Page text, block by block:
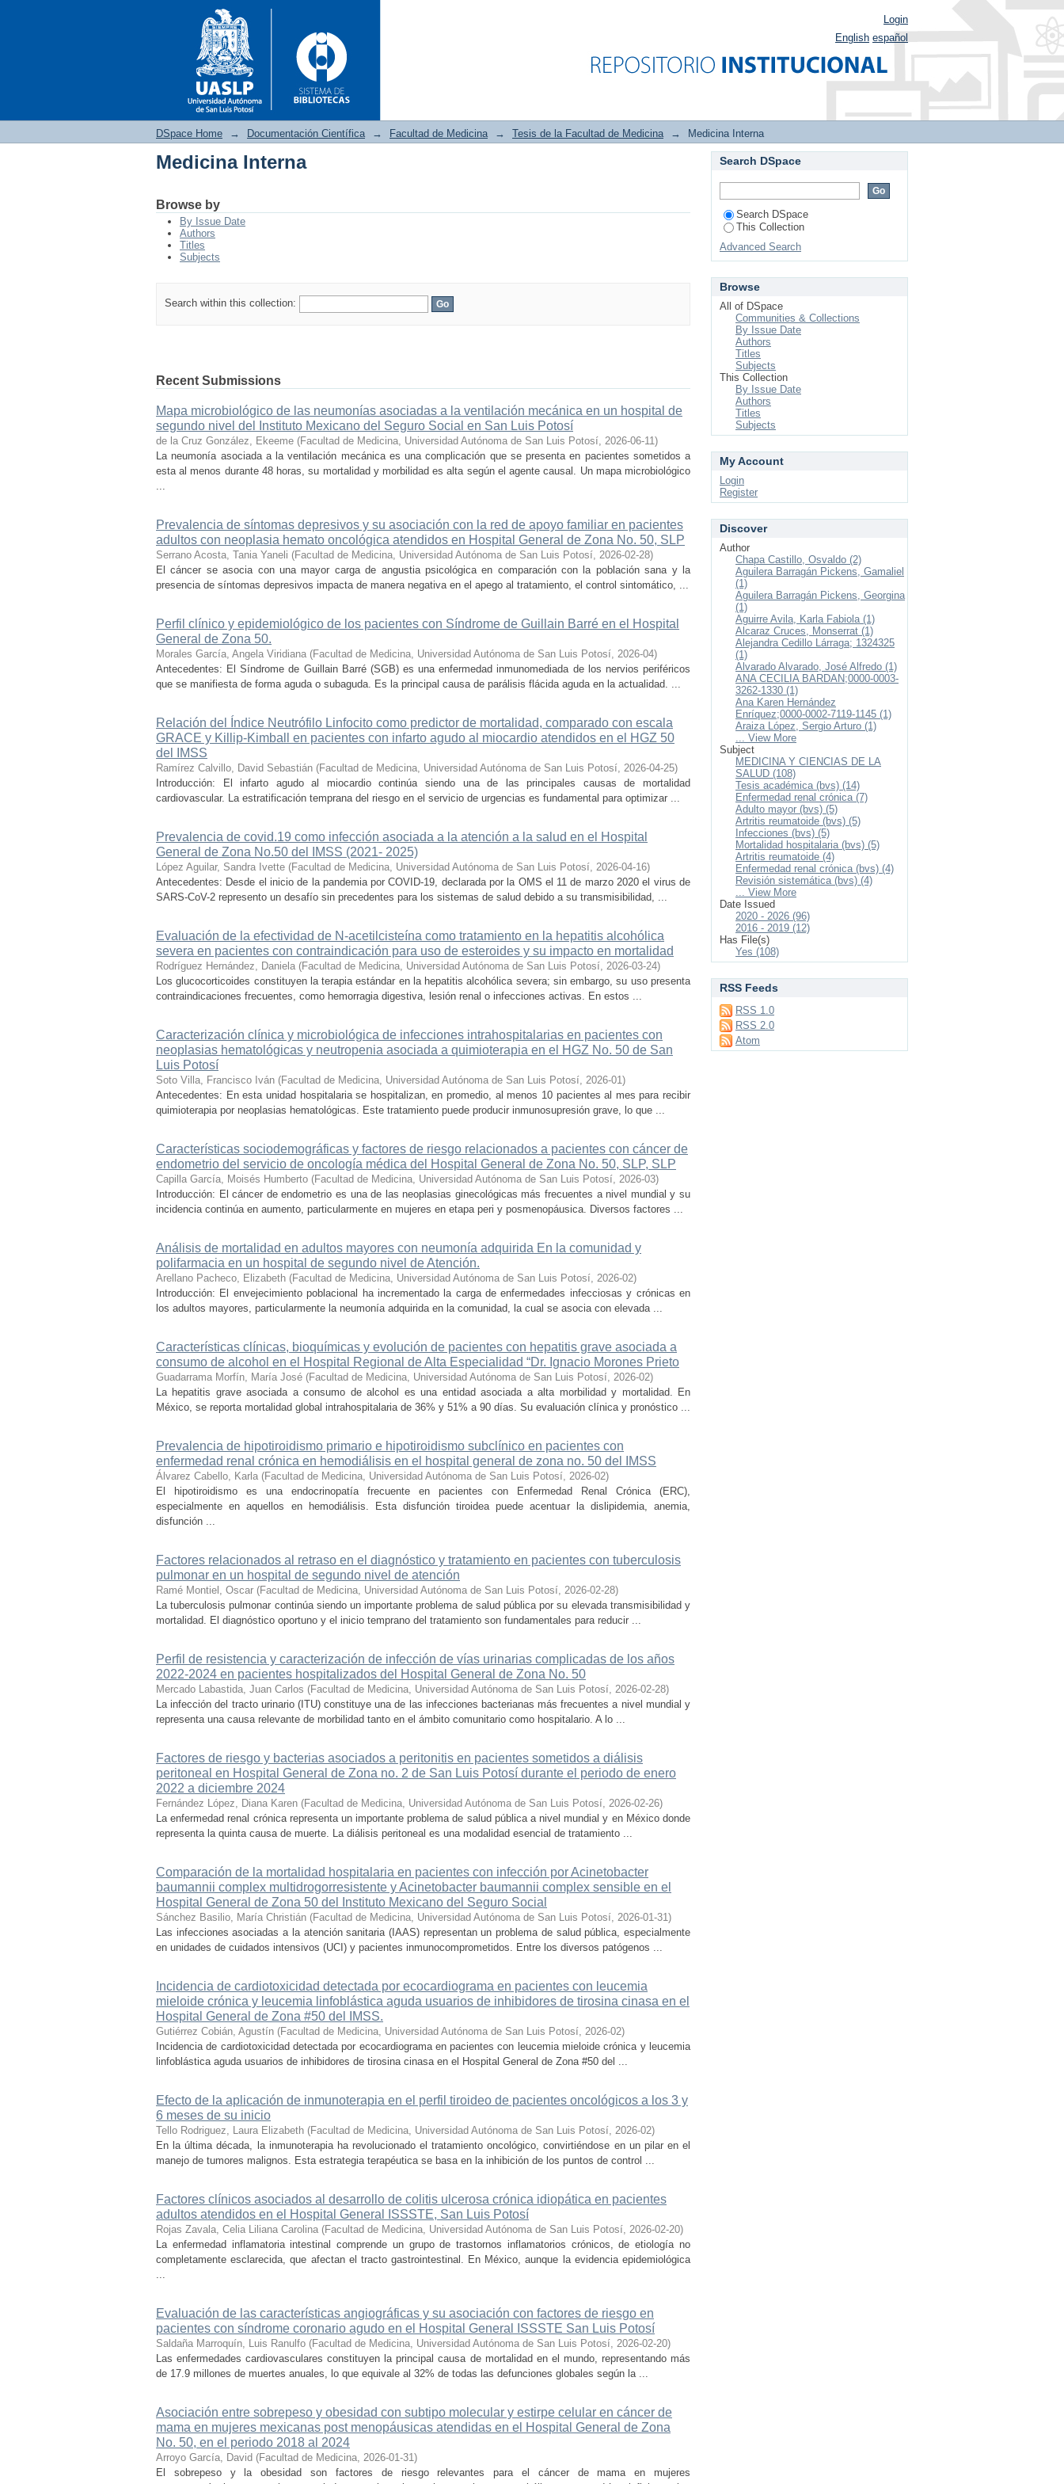
Login
English español
DSpace Home → Documentación Científica → Facultad de Medicina → Tesis de la Facultad de Medicina → Medicina Interna
Medicina Interna
Browse by
By Issue Date
Authors
Titles
Subjects
Search within this collection:
Recent Submissions
Mapa microbiológico de las neumonías asociadas a la ventilación mecánica en un hospital de
segundo nivel del Instituto Mexicano del Seguro Social en San Luis Potosí
de la Cruz González, Ekeeme (Facultad de Medicina, Universidad Autónoma de San Luis Potosí, 2026-06-11)
La neumonía asociada a la ventilación mecánica es una complicación que se presenta en pacientes sometidos a
esta al menos durante 48 horas, su mortalidad y morbilidad es alta según el agente causal. Un mapa microbiológico
...
Prevalencia de síntomas depresivos y su asociación con la red de apoyo familiar en pacientes
adultos con neoplasia hemato oncológica atendidos en Hospital General de Zona No. 50, SLP
Serrano Acosta, Tania Yaneli (Facultad de Medicina, Universidad Autónoma de San Luis Potosí, 2026-02-28)
El cáncer se asocia con una mayor carga de angustia psicológica en comparación con la población sana y la
presencia de síntomas depresivos impacta de manera negativa en el apego al tratamiento, el control sintomático, ...
Perfil clínico y epidemiológico de los pacientes con Síndrome de Guillain Barré en el Hospital
General de Zona 50.
Morales García, Angela Viridiana (Facultad de Medicina, Universidad Autónoma de San Luis Potosí, 2026-04)
Antecedentes: El Síndrome de Guillain Barré (SGB) es una enfermedad inmunomediada de los nervios periféricos
que se manifiesta de forma aguda o subaguda. Es la principal causa de parálisis flácida aguda en la actualidad. ...
Relación del Índice Neutrófilo Linfocito como predictor de mortalidad, comparado con escala
GRACE y Killip-Kimball en pacientes con infarto agudo al miocardio atendidos en el HGZ 50
del IMSS
Ramírez Calvillo, David Sebastián (Facultad de Medicina, Universidad Autónoma de San Luis Potosí, 2026-04-25)
Introducción: El infarto agudo al miocardio continúa siendo una de las principales causas de mortalidad
cardiovascular. La estratificación temprana del riesgo en el servicio de urgencias es fundamental para optimizar ...
Prevalencia de covid.19 como infección asociada a la atención a la salud en el Hospital
General de Zona No.50 del IMSS (2021- 2025)
López Aguilar, Sandra Ivette (Facultad de Medicina, Universidad Autónoma de San Luis Potosí, 2026-04-16)
Antecedentes: Desde el inicio de la pandemia por COVID-19, declarada por la OMS el 11 de marzo 2020 el virus de
SARS-CoV-2 represento un desafío sin precedentes para los sistemas de salud debido a su transmisibilidad, ...
Evaluación de la efectividad de N-acetilcisteína como tratamiento en la hepatitis alcohólica
severa en pacientes con contraindicación para uso de esteroides y su impacto en mortalidad
Rodríguez Hernández, Daniela (Facultad de Medicina, Universidad Autónoma de San Luis Potosí, 2026-03-24)
Los glucocorticoides constituyen la terapia estándar en la hepatitis alcohólica severa; sin embargo, su uso presenta
contraindicaciones frecuentes, como hemorragia digestiva, lesión renal o infecciones activas. En estos ...
Caracterización clínica y microbiológica de infecciones intrahospitalarias en pacientes con
neoplasias hematológicas y neutropenia asociada a quimioterapia en el HGZ No. 50 de San
Luis Potosí
Soto Villa, Francisco Iván (Facultad de Medicina, Universidad Autónoma de San Luis Potosí, 2026-01)
Antecedentes: En esta unidad hospitalaria se hospitalizan, en promedio, al menos 10 pacientes al mes para recibir
quimioterapia por neoplasias hematológicas. Este tratamiento puede producir inmunosupresión grave, lo que ...
Características sociodemográficas y factores de riesgo relacionados a pacientes con cáncer de
endometrio del servicio de oncología médica del Hospital General de Zona No. 50, SLP, SLP
Capilla García, Moisés Humberto (Facultad de Medicina, Universidad Autónoma de San Luis Potosí, 2026-03)
Introducción: El cáncer de endometrio es una de las neoplasias ginecológicas más frecuentes a nivel mundial y su
incidencia continúa en aumento, particularmente en mujeres en etapa peri y posmenopáusica. Diversos factores ...
Análisis de mortalidad en adultos mayores con neumonía adquirida En la comunidad y
polifarmacia en un hospital de segundo nivel de Atención.
Arellano Pacheco, Elizabeth (Facultad de Medicina, Universidad Autónoma de San Luis Potosí, 2026-02)
Introducción: El envejecimiento poblacional ha incrementado la carga de enfermedades infecciosas y crónicas en
los adultos mayores, particularmente la neumonía adquirida en la comunidad, la cual se asocia con elevada ...
Características clínicas, bioquímicas y evolución de pacientes con hepatitis grave asociada a
consumo de alcohol en el Hospital Regional de Alta Especialidad “Dr. Ignacio Morones Prieto
Guadarrama Morfín, María José (Facultad de Medicina, Universidad Autónoma de San Luis Potosí, 2026-02)
La hepatitis grave asociada a consumo de alcohol es una entidad asociada a alta morbilidad y mortalidad. En
México, se reporta mortalidad global intrahospitalaria de 36% y 51% a 90 días. Su evaluación clínica y pronóstico ...
Prevalencia de hipotiroidismo primario e hipotiroidismo subclínico en pacientes con
enfermedad renal crónica en hemodiálisis en el hospital general de zona no. 50 del IMSS
Álvarez Cabello, Karla (Facultad de Medicina, Universidad Autónoma de San Luis Potosí, 2026-02)
El hipotiroidismo es una endocrinopatía frecuente en pacientes con Enfermedad Renal Crónica (ERC),
especialmente en aquellos en hemodiálisis. Esta disfunción tiroidea puede acentuar la dislipidemia, anemia,
disfunción ...
Factores relacionados al retraso en el diagnóstico y tratamiento en pacientes con tuberculosis
pulmonar en un hospital de segundo nivel de atención
Ramé Montiel, Oscar (Facultad de Medicina, Universidad Autónoma de San Luis Potosí, 2026-02-28)
La tuberculosis pulmonar continúa siendo un importante problema de salud pública por su elevada transmisibilidad y
mortalidad. El diagnóstico oportuno y el inicio temprano del tratamiento son fundamentales para reducir ...
Perfil de resistencia y caracterización de infección de vías urinarias complicadas de los años
2022-2024 en pacientes hospitalizados del Hospital General de Zona No. 50
Mercado Labastida, Juan Carlos (Facultad de Medicina, Universidad Autónoma de San Luis Potosí, 2026-02-28)
La infección del tracto urinario (ITU) constituye una de las infecciones bacterianas más frecuentes a nivel mundial y
representa una causa relevante de morbilidad tanto en el ámbito comunitario como hospitalario. A lo ...
Factores de riesgo y bacterias asociados a peritonitis en pacientes sometidos a diálisis
peritoneal en Hospital General de Zona no. 2 de San Luis Potosí durante el periodo de enero
2022 a diciembre 2024
Fernández López, Diana Karen (Facultad de Medicina, Universidad Autónoma de San Luis Potosí, 2026-02-26)
La enfermedad renal crónica representa un importante problema de salud pública a nivel mundial y en México donde
representa la quinta causa de muerte. La diálisis peritoneal es una modalidad esencial de tratamiento ...
Comparación de la mortalidad hospitalaria en pacientes con infección por Acinetobacter
baumannii complex multidrogorresistente y Acinetobacter baumannii complex sensible en el
Hospital General de Zona 50 del Instituto Mexicano del Seguro Social
Sánchez Basilio, María Christián (Facultad de Medicina, Universidad Autónoma de San Luis Potosí, 2026-01-31)
Las infecciones asociadas a la atención sanitaria (IAAS) representan un problema de salud pública, especialmente
en unidades de cuidados intensivos (UCI) y pacientes inmunocomprometidos. Entre los diversos patógenos ...
Incidencia de cardiotoxicidad detectada por ecocardiograma en pacientes con leucemia
mieloide crónica y leucemia linfoblástica aguda usuarios de inhibidores de tirosina cinasa en el
Hospital General de Zona #50 del IMSS.
Gutiérrez Cobián, Agustín (Facultad de Medicina, Universidad Autónoma de San Luis Potosí, 2026-02)
Incidencia de cardiotoxicidad detectada por ecocardiograma en pacientes con leucemia mieloide crónica y leucemia
linfoblástica aguda usuarios de inhibidores de tirosina cinasa en el Hospital General de Zona #50 del ...
Efecto de la aplicación de inmunoterapia en el perfil tiroideo de pacientes oncológicos a los 3 y
6 meses de su inicio
Tello Rodriguez, Laura Elizabeth (Facultad de Medicina, Universidad Autónoma de San Luis Potosí, 2026-02)
En la última década, la inmunoterapia ha revolucionado el tratamiento oncológico, convirtiéndose en un pilar en el
manejo de tumores malignos. Esta estrategia terapéutica se basa en la inhibición de los puntos de control ...
Factores clínicos asociados al desarrollo de colitis ulcerosa crónica idiopática en pacientes
adultos atendidos en el Hospital General ISSSTE, San Luis Potosí
Rojas Zavala, Celia Liliana Carolina (Facultad de Medicina, Universidad Autónoma de San Luis Potosí, 2026-02-20)
La enfermedad inflamatoria intestinal comprende un grupo de trastornos inflamatorios crónicos, de etiología no
completamente esclarecida, que afectan el tracto gastrointestinal. En México, aunque la evidencia epidemiológica
...
Evaluación de las características angiográficas y su asociación con factores de riesgo en
pacientes con síndrome coronario agudo en el Hospital General ISSSTE San Luis Potosí
Saldaña Marroquín, Luis Ranulfo (Facultad de Medicina, Universidad Autónoma de San Luis Potosí, 2026-02-20)
Las enfermedades cardiovasculares constituyen la principal causa de mortalidad en el mundo, representando más
de 17.9 millones de muertes anuales, lo que equivale al 32% de todas las defunciones globales según la ...
Asociación entre sobrepeso y obesidad con subtipo molecular y estirpe celular en cáncer de
mama en mujeres mexicanas post menopáusicas atendidas en el Hospital General de Zona
No. 50, en el periodo 2018 al 2024
Arroyo García, David (Facultad de Medicina, 2026-01-31)
El sobrepeso y la obesidad son factores de riesgo relevantes para el cáncer de mama en mujeres
Search DSpace
Search DSpace
This Collection
Advanced Search
Browse
All of DSpace
Communities & Collections
By Issue Date
Authors
Titles
Subjects
This Collection
By Issue Date
Authors
Titles
Subjects
My Account
Login
Register
Discover
Author
Chapa Castillo, Osvaldo (2)
Aguilera Barragán Pickens, Gamaliel
(1)
Aguilera Barragán Pickens, Georgina
(1)
Aguirre Avila, Karla Fabiola (1)
Alcaraz Cruces, Monserrat (1)
Alejandra Cedillo Lárraga; 1324325
(1)
Alvarado Alvarado, José Alfredo (1)
ANA CECILIA BARDAN;0000-0003-
3262-1330 (1)
Ana Karen Hernández
Enríquez;0000-0002-7119-1145 (1)
Araiza López, Sergio Arturo (1)
... View More
Subject
MEDICINA Y CIENCIAS DE LA
SALUD (108)
Tesis académica (bvs) (14)
Enfermedad renal crónica (7)
Adulto mayor (bvs) (5)
Artritis reumatoide (bvs) (5)
Infecciones (bvs) (5)
Mortalidad hospitalaria (bvs) (5)
Artritis reumatoide (4)
Enfermedad renal crónica (bvs) (4)
Revisión sistemática (bvs) (4)
... View More
Date Issued
2020 - 2026 (96)
2016 - 2019 (12)
Has File(s)
Yes (108)
RSS Feeds
RSS 1.0
RSS 2.0
Atom